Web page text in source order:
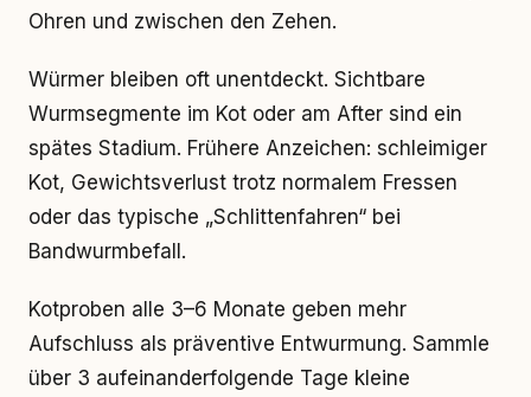
Ohren und zwischen den Zehen.
Würmer bleiben oft unentdeckt. Sichtbare
Wurmsegmente im Kot oder am After sind ein
spätes Stadium. Frühere Anzeichen: schleimiger
Kot, Gewichtsverlust trotz normalem Fressen
oder das typische „Schlittenfahren“ bei
Bandwurmbefall.
Kotproben alle 3–6 Monate geben mehr
Aufschluss als präventive Entwurmung. Sammle
über 3 aufeinanderfolgende Tage kleine